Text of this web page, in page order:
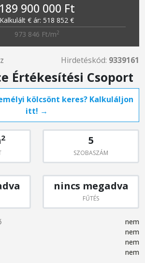
189 900 000 Ft
Kalkulált € ár: 518 852 €
973 846 Ft/m2
Hirdetéskód: 9339161
Értékesítési Csoport
kölcsönt keres? Kalkuláljon
itt! →
2 5
SZOBASZÁM
nincs megadva
FŰTÉS
nem
nem
nem
nem